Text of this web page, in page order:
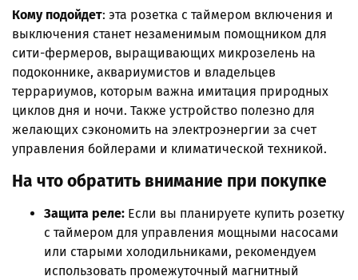
Кому подойдет: эта розетка с таймером включения и
выключения станет незаменимым помощником для
сити-фермеров, выращивающих микрозелень на
подоконнике, аквариумистов и владельцев
террариумов, которым важна имитация природных
циклов дня и ночи. Также устройство полезно для
желающих сэкономить на электроэнергии за счет
управления бойлерами и климатической техникой.
На что обратить внимание при покупке
Защита реле: Если вы планируете купить розетку
с таймером для управления мощными насосами
или старыми холодильниками, рекомендуем
использовать промежуточный магнитный